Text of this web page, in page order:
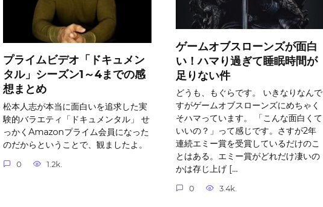
プライムビデオ「ドキュメン
タル」シーズン1～4までの感
想まとめ
松本人志が本当に面白いを追求した実
験的バラエティ「ドキュメンタル」 せ
っかくAmazonプライム会員になった
のだからということで、観ましたよ。
0 1.2k.
ゲームオブスローンズが面白
い！ハマり過ぎて睡眠時間が
足りない件
どうも、もぐらです。 いきなりなんで
すがゲームオブスローンズにめちゃく
そハマっています。 「こんな面白くて
いいの？」って感じです。さすが2年
連続エミー賞を受賞しているだけのこ
とはある。エミー賞がどれだけ凄いの
かは存じ上げ […
0 3.4k.